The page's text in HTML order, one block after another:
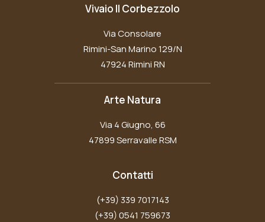
Vivaio Il Corbezzolo
Via Consolare
Rimini-San Marino 129/N
47924 Rimini RN
Arte Natura
Via 4 Giugno, 66
47899 Serravalle RSM
Contatti
(+39) 339 7017143
(+39) 0541 759673